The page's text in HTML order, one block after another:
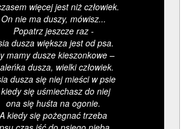
więcej jest niż człowiek.
On nie ma duszy, mówisz...
Popatrz jeszcze raz -
dusza większa jest od psa.
mamy dusze kieszonkowe –
dusza, wielki człowiek.
dusza się niej mieści w psie
się uśmiechasz do niej
ona się huśta na ogonie.
A kiedy się pożegnać trzeba